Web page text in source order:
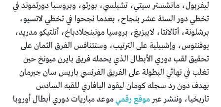
ليفربول، مانشستر سيتي، تشيلسي، بورتو، وبروسيا دورتموند في
تخطي دور الستة عشر بنجاح، بعدما نجحوا في تخطي لاتسيو،
برشلونة، أتالانتا، لايبزيغ، بروسيا مونينجلادباخ، أتلتيكو مدريد،
يوفنتوس، وإشبيلية على الترتيب، وستتنافس الفرق الثمان على
تحقيق لقب دوري الأبطال الذي يحمله فريق بايرن ميونخ حين
تغلب في نهائي البطولة على الفريق الفرنسي باريس سان جيرمان
بهدف دون رد سجله كومان ليقود البافاري للقبه السادس
تاريخيا، وننشر عبر موقع رقميموعد مباريات دوري أبطال أوروبا